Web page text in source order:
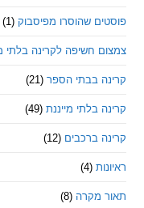
שהוסרו מפיסבוק (1)
חשיפה לקרינה בלתי מייננת (41)
בבתי הספר (21)
מייננת (49)
ברכבים (12)
(8)